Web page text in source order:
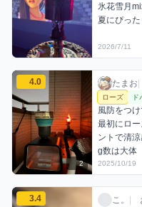
氷花雪月
夏にぴっ
2026/7/11
たまおのローズミックス
4.0
2
たまお /
たまお|
利用フ
ローズ ド
コメント
風防をつ
最初にロ
ントで清
g数は大体
評価
2025/10/19
こ。のローズミックスを
3.4 こ。 /
こ。 |
利用フ
評価